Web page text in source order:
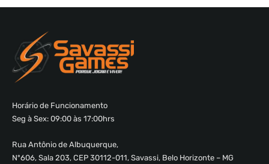
Horário de Funcionamento
Seg à Sex: 09:00 às 17:00hrs
Rua Antônio de Albuquerque,
Nº606, Sala 203, CEP 30112-011, Savassi, Belo Horizonte – MG